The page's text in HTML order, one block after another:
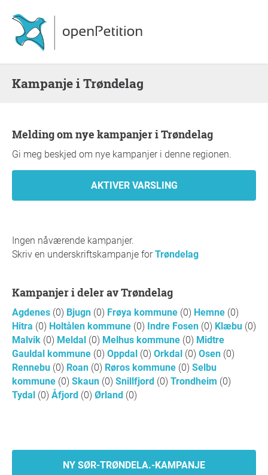
Kampanje i Trøndelag
Melding om nye kampanjer i Trøndelag
Gi meg beskjed om nye kampanjer i denne regionen.
Ingen nåværende kampanjer.
Skriv en underskriftskampanje forTrøndelag
Kampanjer i deler av Trøndelag
Agdenes (0) Bjugn (0) Frøya kommune (0) Hemne (0)
Hitra (0) Holtålen kommune (0) Indre Fosen (0) Klæbu (0)
Malvik (0) Meldal (0) Melhus kommune (0) Midtre
Gauldal kommune (0) Oppdal (0) Orkdal (0) Osen (0)
Rennebu (0) Roan (0) Røros kommune (0) Selbu
kommune (0) Skaun (0) Snillfjord (0) Trondheim (0)
Tydal (0) Åfjord (0) Ørland (0)
NY SØR-TRØNDELA.-KAMPANJE